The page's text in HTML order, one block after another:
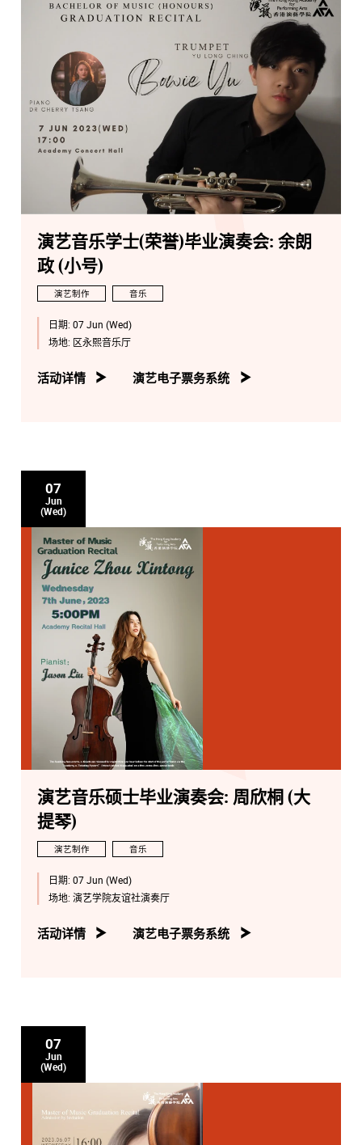
演艺音乐学士(荣誉)毕业演奏会: 余朗
政 (小号)
演艺制作 音乐
日期: 07 Jun (Wed)
场地: 区永熙音乐厅
活动详情 演艺电子票务系统
07
Jun
(Wed)
演艺音乐硕士毕业演奏会: 周欣桐 (大
提琴)
演艺制作 音乐
日期: 07 Jun (Wed)
场地: 演艺学院友谊社演奏厅
活动详情 演艺电子票务系统
07
Jun
(Wed)